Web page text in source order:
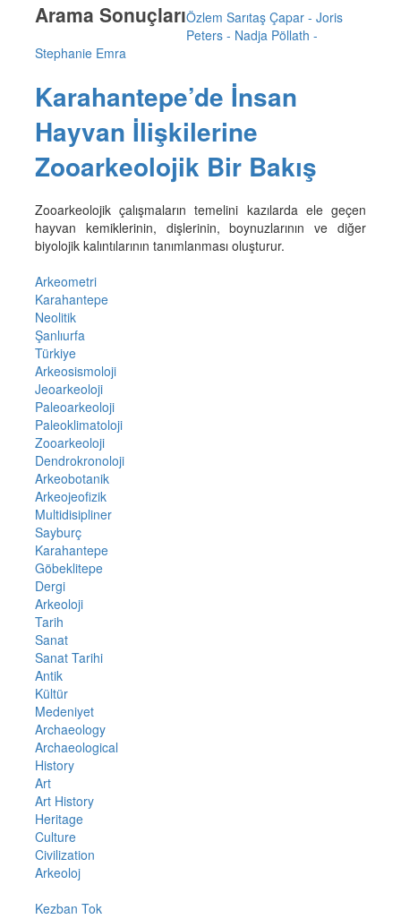
Arama SonuçlarıÖzlem Sarıtaş Çapar - Joris
Peters - Nadja Pöllath -
Stephanie Emra
Karahantepe’de İnsan
Hayvan İlişkilerine
Zooarkeolojik Bir Bakış
Zooarkeolojik çalışmaların temelini kazılarda ele geçen
hayvan kemiklerinin, dişlerinin, boynuzlarının ve diğer
biyolojik kalıntılarının tanımlanması oluşturur.
Arkeometri
Karahantepe
Neolitik
Şanlıurfa
Türkiye
Arkeosismoloji
Jeoarkeoloji
Paleoarkeoloji
Paleoklimatoloji
Zooarkeoloji
Dendrokronoloji
Arkeobotanik
Arkeojeofizik
Multidisipliner
Sayburç
Karahantepe
Göbeklitepe
Dergi
Arkeoloji
Tarih
Sanat
Sanat Tarihi
Antik
Kültür
Medeniyet
Archaeology
Archaeological
History
Art
Art History
Heritage
Culture
Civilization
Arkeoloj
Kezban Tok